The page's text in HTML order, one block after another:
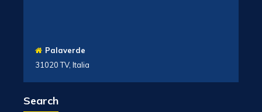
Palaverde
31020 TV, Italia
Search